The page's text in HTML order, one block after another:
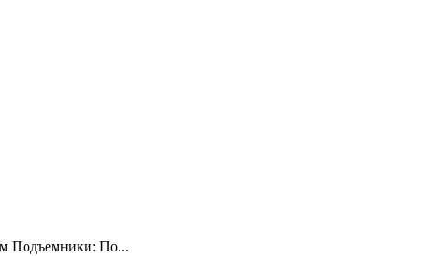
м Подъемники: По...